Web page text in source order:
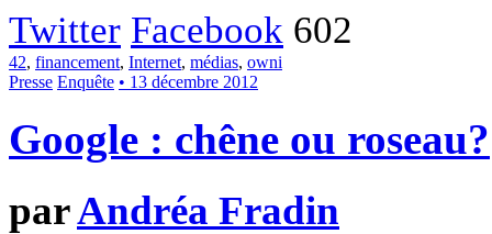
Twitter Facebook 602
42, financement, Internet, médias, owni
Presse Enquête • 13 décembre 2012
Google : chêne ou roseau?
parAndréa Fradin